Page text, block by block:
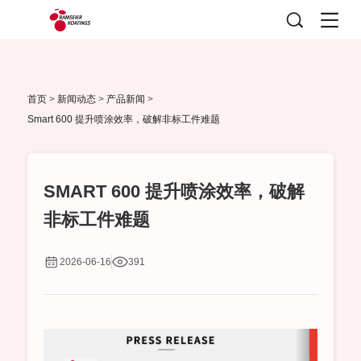
首页> 新闻动态> 产品新闻 >
Smart 600 提升喷涂效率，破解非标工件难题
SMART 600 提升喷涂效率，破解
非标工件难题
2026-06-16 391